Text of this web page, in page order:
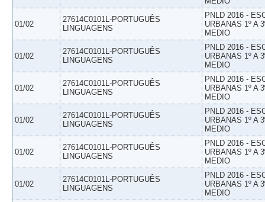
01/02
27614C0101L-PORTUGUÊS
LINGUAGENS
PNLD 2016 -
URBANAS 1º A
MEDIO
01/02
27614C0101L-PORTUGUÊS
LINGUAGENS
PNLD 2016 -
URBANAS 1º A
MEDIO
01/02
27614C0101L-PORTUGUÊS
LINGUAGENS
PNLD 2016 -
URBANAS 1º A
MEDIO
01/02
27614C0101L-PORTUGUÊS
LINGUAGENS
PNLD 2016 -
URBANAS 1º A
MEDIO
01/02
27614C0101L-PORTUGUÊS
LINGUAGENS
PNLD 2016 -
URBANAS 1º A
MEDIO
01/02
27614C0101L-PORTUGUÊS
LINGUAGENS
PNLD 2016 -
URBANAS 1º A
MEDIO